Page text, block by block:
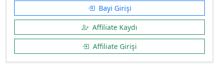
Bayi Girişi
Affiliate Kaydı
Affiliate Girişi